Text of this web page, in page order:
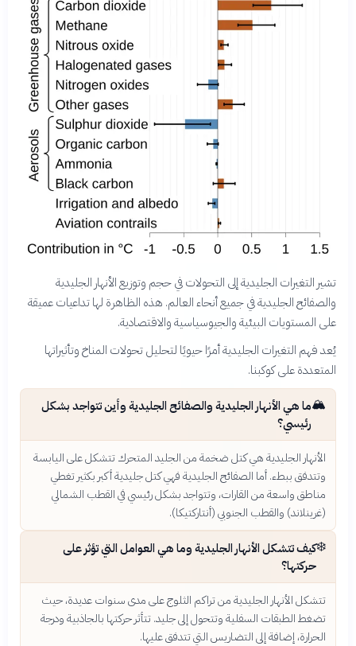
تشير التغيرات الجليدية إلى التحولات في حجم وتوزيع الأنهار الجليدية
والصفائح الجليدية في جميع أنحاء العالم. هذه الظاهرة لها تداعيات عميقة
على المستويات البيئية والجيوسياسية والاقتصادية.
يُعد فهم التغيرات الجليدية أمرًا حيويًا لتحليل تحولات المناخ وتأثيراتها
المتعددة على كوكبنا.
🏔️ما هي الأنهار الجليدية والصفائح الجليدية وأين تتواجد بشكل
رئيسي؟
الأنهار الجليدية هي كتل ضخمة من الجليد المتحرك تتشكل على اليابسة
وتتدفق ببطء. أما الصفائح الجليدية فهي كتل جليدية أكبر بكثير تغطي
مناطق واسعة من القارات، وتتواجد بشكل رئيسي في القطب الشمالي
(غرينلاند) والقطب الجنوبي (أنتاركتيكا).
❄️كيف تتشكل الأنهار الجليدية وما هي العوامل التي تؤثر على
حركتها؟
تتشكل الأنهار الجليدية من تراكم الثلوج على مدى سنوات عديدة، حيث
تضغط الطبقات السفلية وتتحول إلى جليد. تتأثر حركتها بالجاذبية ودرجة
الحرارة، إضافة إلى التضاريس التي تتدفق عليها.